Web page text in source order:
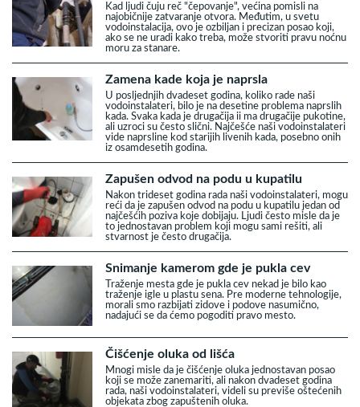
Kad ljudi čuju reč "čepovanje", većina pomisli na
najobičnije zatvaranje otvora. Međutim, u svetu
vodoinstalacija, ovo je ozbiljan i precizan posao koji,
ako se ne uradi kako treba, može stvoriti pravu noćnu
moru za stanare.
Zamena kade koja je naprsla
U posljednjih dvadeset godina, koliko rade naši
vodoinstalateri, bilo je na desetine problema naprslih
kada. Svaka kada je drugačija ii ma drugačije pukotine,
ali uzroci su često slični. Najčešće naši vodoinstalateri
vide naprsline kod starijih livenih kada, posebno onih
iz osamdesetih godina.
Zapušen odvod na podu u kupatilu
Nakon trideset godina rada naši vodoinstalateri, mogu
reći da je zapušen odvod na podu u kupatilu jedan od
najčešćih poziva koje dobijaju. Ljudi često misle da je
to jednostavan problem koji mogu sami rešiti, ali
stvarnost je često drugačija.
Snimanje kamerom gde je pukla cev
Traženje mesta gde je pukla cev nekad je bilo kao
traženje igle u plastu sena. Pre moderne tehnologije,
morali smo razbijati zidove i podove nasumično,
nadajući se da ćemo pogoditi pravo mesto.
Čišćenje oluka od lišća
Mnogi misle da je čišćenje oluka jednostavan posao
koji se može zanemariti, ali nakon dvadeset godina
rada, naši vodoinstalateri, videli su previše oštećenih
objekata zbog zapuštenih oluka.